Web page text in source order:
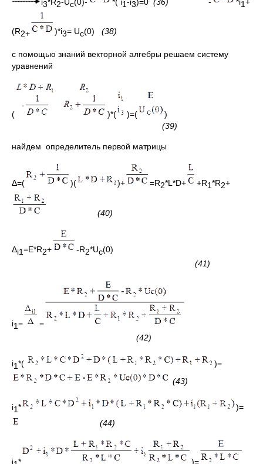
3 2 c 1 3 1
(R2+ )*i3= Uc(0) (38)
с помощью знаний векторной алгебры решаем систему
уравнений
( )*( )=(
)
(39)
найдем определитель первой матрицы
Δ=( )( )+ =R2*L*D+ +R1*R2+
(40)
Δi1=E*R2+ -R2*Uc(0)
(41)
i1=
=
(42)
i1*(
)=
(43)
i1*
)=
(44)
i * )=